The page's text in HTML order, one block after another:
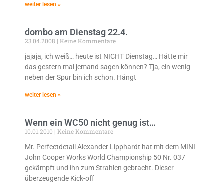
weiter lesen »
dombo am Dienstag 22.4.
23.04.2008
Keine Kommentare
jajaja, ich weiß… heute ist NICHT Dienstag… Hätte mir
das gestern mal jemand sagen können? Tja, ein wenig
neben der Spur bin ich schon. Hängt
weiter lesen »
Wenn ein WC50 nicht genug ist…
10.01.2010
Keine Kommentare
Mr. Perfectdetail Alexander Lipphardt hat mit dem MINI
John Cooper Works World Championship 50 Nr. 037
gekämpft und ihn zum Strahlen gebracht. Dieser
überzeugende Kick-off